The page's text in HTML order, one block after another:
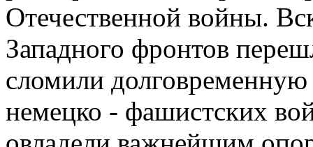
Отечественной войны.
Западного фронтов
сломили
немецко - фашистских